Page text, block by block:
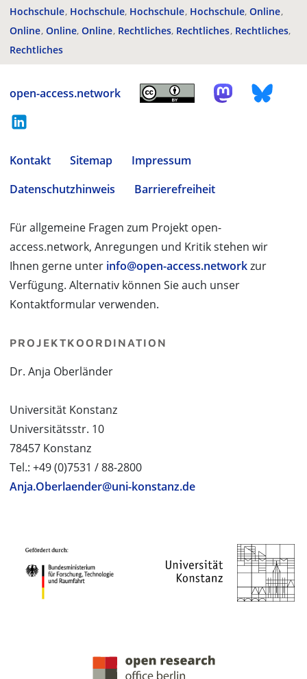
Hochschule Hochschule Hochschule Hochschule Online
Online Online Online Rechtliches Rechtliches Rechtliches
Rechtliches
open-access.network
Kontakt Sitemap
Impressum
Datenschutzhinweis
Barrierefreiheit
Für allgemeine Fragen zum Projekt open-
access.network, Anregungen und Kritik stehen wir
Ihnen gerne unter info@open-access.networkzur
Verfügung. Alternativ können Sie auch unser
Kontaktformular verwenden.
PROJEKTKOORDINATION
Dr. Anja Oberländer
Universität Konstanz
Universitätsstr. 10
78457 Konstanz
Tel.: +49 (0)7531 / 88-2800
Anja.Oberlaender@uni-konstanz.de